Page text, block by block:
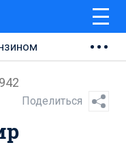
Поделиться